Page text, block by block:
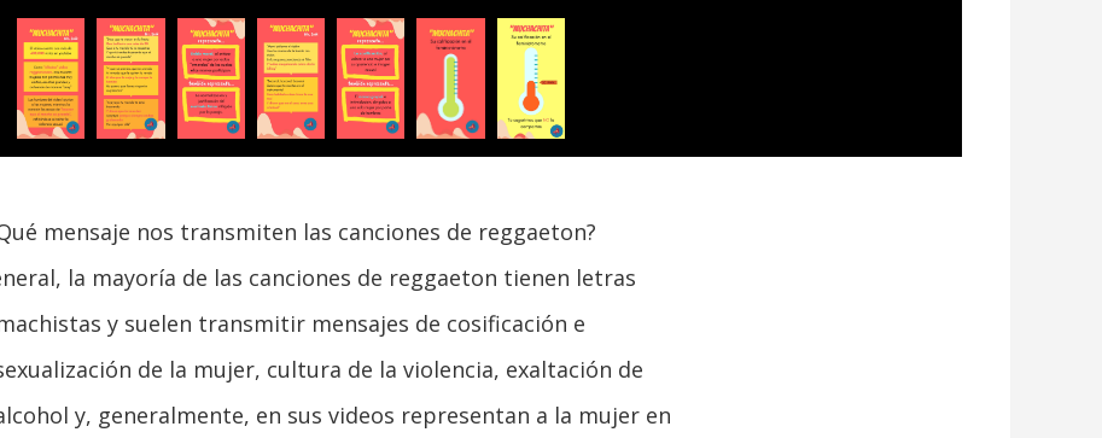
mensaje nos transmiten las canciones de reggaeton?
la mayoría de las canciones de reggaeton tienen letras
y suelen transmitir mensajes de cosificación e
de la mujer, cultura de la violencia, exaltación de
y, generalmente, en sus videos representan a la mujer en